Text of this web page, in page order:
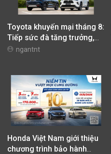
Toyota khuyến mại tháng 8:
Tiếp sức đà tăng trưởng,
tối ưu chi phí mua xe
ngantnt
Honda Việt Nam giới thiệu
chương trình bảo hành